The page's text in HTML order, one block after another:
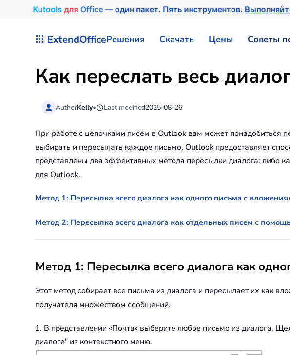
Kutools для Office— один пакет. Пять инструментов.
ExtendOfficeРешения Скачать Цены Советы
Как переслать весь
AuthorKelly• Last modified2025-08-26
При работе с цепочками писем в Outlook вам может понадобиться
выбирать и пересылать каждое письмо, Outlook предоставляет
представлены два эффективных метода пересылки диалога: либо
для Outlook.
Метод 1: Пересылка всего диалога как одного письма с
Метод 2: Пересылка всего диалога как отдельных писем с
Метод 1: Пересылка всего диалога как
Этот метод собирает все письма из диалога и пересылает их как
получателя множеством сообщений.
1. В представлении «Почта» выберите любое письмо из диалога.
диалоге" из контекстного меню.